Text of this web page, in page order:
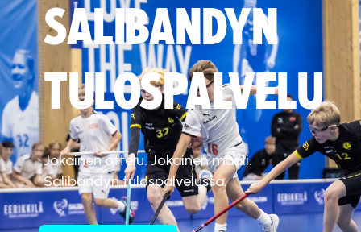
SALIBANDYN
TULOSPALVELU
Jokainen ottelu. Jokainen maali.
Salibandyn tulospalvelussa.